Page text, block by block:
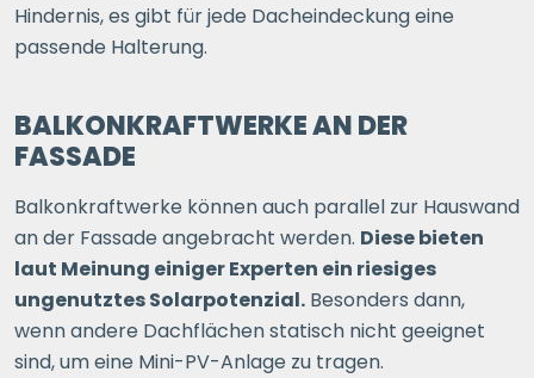
Hindernis, es gibt für jede Dacheindeckung eine
passende Halterung.
BALKONKRAFTWERKE AN DER
FASSADE
Balkonkraftwerke können auch parallel zur Hauswand
an der Fassade angebracht werden. Diese bieten
laut Meinung einiger Experten ein riesiges
ungenutztes Solarpotenzial. Besonders dann,
wenn andere Dachflächen statisch nicht geeignet
sind, um eine Mini-PV-Anlage zu tragen.